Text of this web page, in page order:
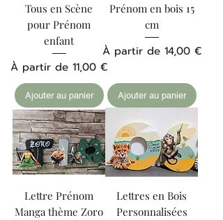
Tous en Scène
pour Prénom
enfant
À partir de 11,00 €
Prix promotionnel
Ajouter au panier
Prénom en bois 15
cm
À partir de 14,00 €
Prix promotionnel
Ajouter au panier
Lettre Prénom
Manga thème Zoro
Lettres en Bois
Personnalisées